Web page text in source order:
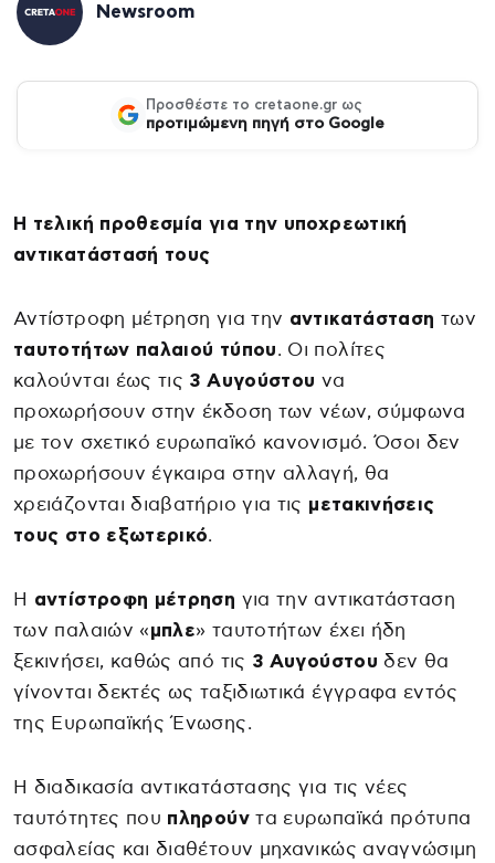
Newsroom
Προσθέστε το cretaone.gr ως
προτιμώμενη πηγή στο Google
Η τελική προθεσμία για την υποχρεωτική
αντικατάστασή τους
Αντίστροφη μέτρηση για την αντικατάσταση των
ταυτοτήτων παλαιού τύπου. Οι πολίτες
καλούνται έως τις 3 Αυγούστου να
προχωρήσουν στην έκδοση των νέων, σύμφωνα
με τον σχετικό ευρωπαϊκό κανονισμό. Όσοι δεν
προχωρήσουν έγκαιρα στην αλλαγή, θα
χρειάζονται διαβατήριο για τις μετακινήσεις
τους στο εξωτερικό.
Η αντίστροφη μέτρηση για την αντικατάσταση
των παλαιών «μπλε» ταυτοτήτων έχει ήδη
ξεκινήσει, καθώς από τις 3 Αυγούστου δεν θα
γίνονται δεκτές ως ταξιδιωτικά έγγραφα εντός
της Ευρωπαϊκής Ένωσης.
Η διαδικασία αντικατάστασης για τις νέες
ταυτότητες που πληρούντα ευρωπαϊκά πρότυπα
ασφαλείας και διαθέτουν μηχανικώς αναγνώσιμη